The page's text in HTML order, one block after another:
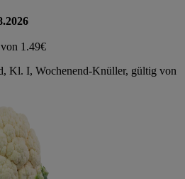
1.49€
Kl. I, Wochenend-Knüller, gültig von